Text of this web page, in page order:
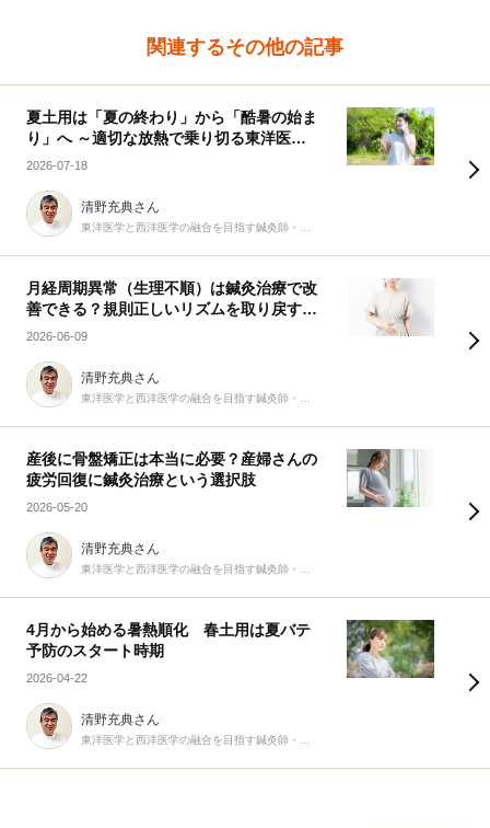
関連するその他の記事
夏土用は「夏の終わり」から「酷暑の始ま
り」へ ～適切な放熱で乗り切る東洋医学
の知恵～
2026-07-18
清野充典さん
月経周期異常（生理不順）は鍼灸治療で改
善できる？規則正しいリズムを取り戻す9
つの生活習慣
2026-06-09
清野充典さん
産後に骨盤矯正は本当に必要？産婦さんの
疲労回復に鍼灸治療という選択肢
2026-05-20
清野充典さん
4月から始める暑熱順化 春土用は夏バテ
予防のスタート時期
2026-04-22
清野充典さん